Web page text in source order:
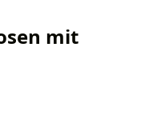
mit